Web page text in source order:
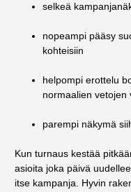
selkeä
nopeampi pääsy
kohteisiin
helpompi erottelu
normaalien vetojen
parempi näkymä
Kun turnaus kestää
asioita joka päivä
itse kampanja. Hyvin